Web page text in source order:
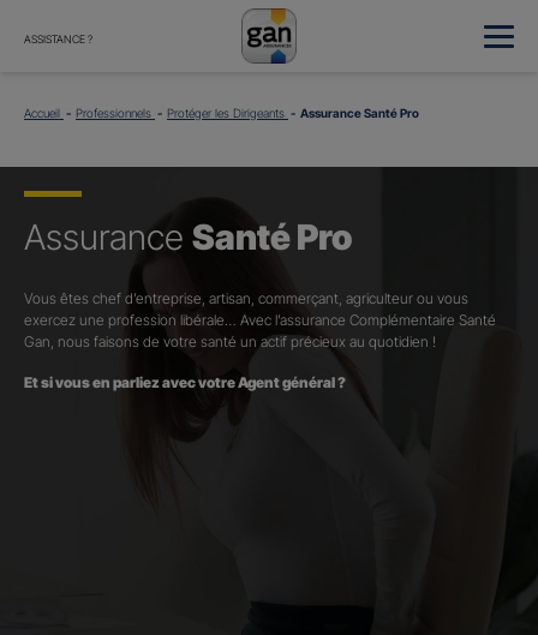
ASSISTANCE ?
Accueil Professionnels Protéger les Dirigeants Assurance Santé Pro
Assurance Santé Pro
Vous êtes chef d’entreprise, artisan, commerçant, agriculteur ou vous
exercez une profession libérale… Avec l’assurance Complémentaire Santé
Gan, nous faisons de votre santé un actif précieux au quotidien !
Et si vous en parliez avec votre Agent général ?